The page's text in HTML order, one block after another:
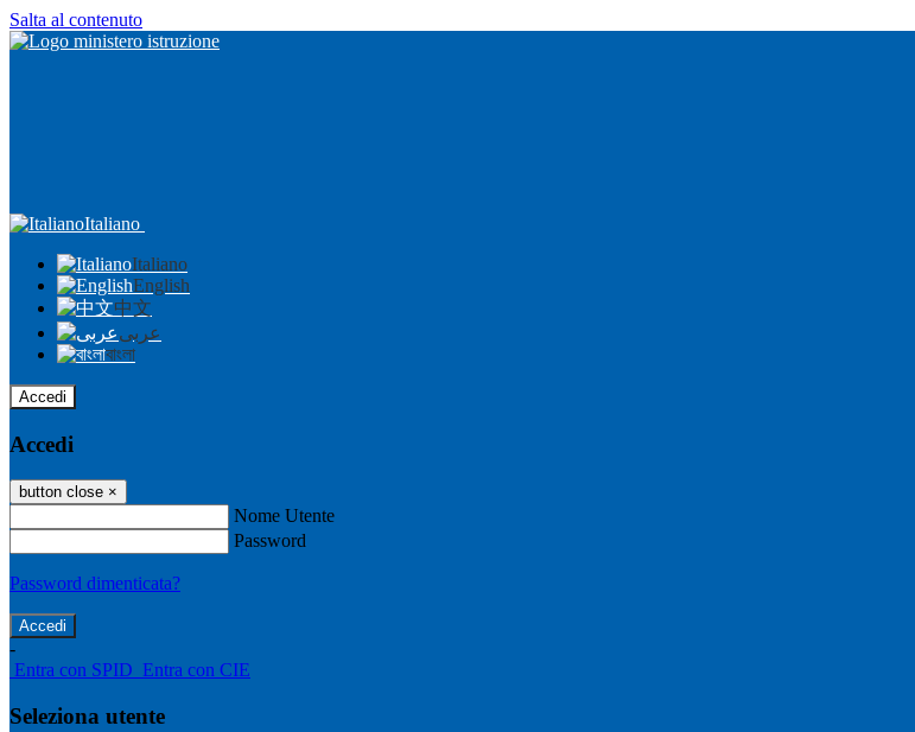
Salta al contenuto
Italiano
Italiano
English
中文
عربى
বাংলা
Accedi
Accedi
button close ×
Nome Utente
Password
Password dimenticata?
-
Entra con SPID Entra con CIE
Seleziona utente